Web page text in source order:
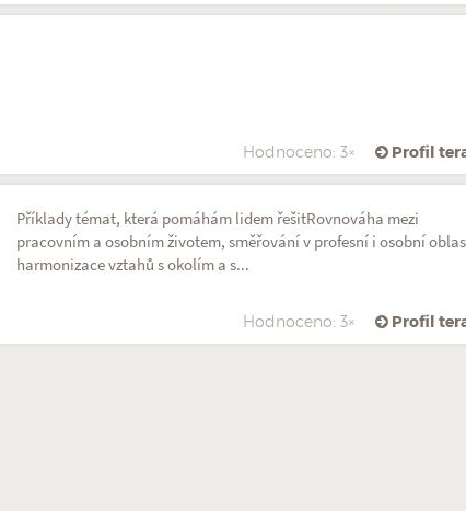
Hodnoceno: 3× Profil
Příklady témat, která pomáhám lidem řešitRovnováha mezi
pracovním a osobním životem, směřování v profesní i osobní
harmonizace vztahů s okolím a s...
Hodnoceno: 3× Profil